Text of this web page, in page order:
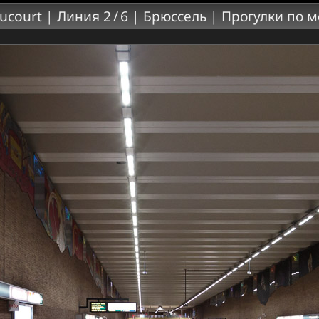
| Линия 2 / 6 | Брюссель | Прогулки по